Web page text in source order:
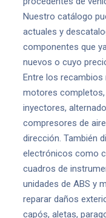
Nuestro catálogo
actuales y
componentes que
nuevos o cuyo
Entre los
motores completos,
inyectores,
compresores de
dirección. También
electrónicos como
cuadros de
unidades de ABS y
reparar daños
capós, aletas,